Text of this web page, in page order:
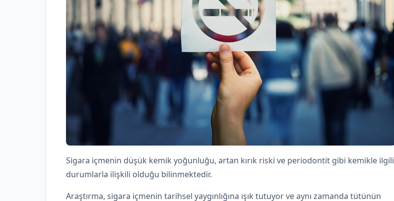
Sigara içmenin düşük kemik yoğunluğu, artan kırık riski ve periodontit gibi kemikle ilgili
durumlarla ilişkili olduğu bilinmektedir.
Araştırma, sigara içmenin tarihsel yaygınlığına ışık tutuyor ve aynı zamanda tütünün